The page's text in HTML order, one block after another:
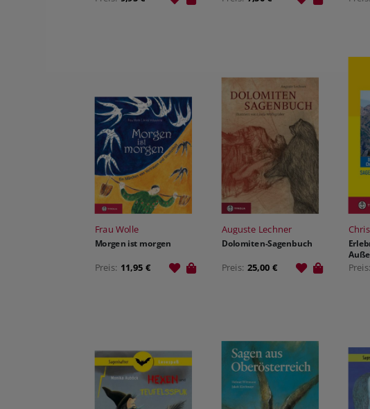
Frau Wolle
Morgen ist morgen
Preis: 11,95 €
Auguste Lechner
Dolomiten-Sagenbuch
Preis: 25,00 € Preis: